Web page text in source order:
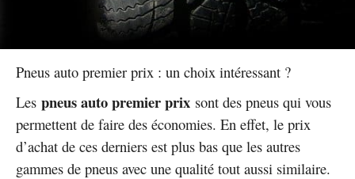
Pneus auto premier prix : un choix intéressant ?
Les pneus auto premier prix sont des pneus qui vous
permettent de faire des économies. En effet, le prix
d’achat de ces derniers est plus bas que les autres
gammes de pneus avec une qualité tout aussi similaire.